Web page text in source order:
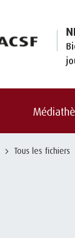
Tous les fichiers